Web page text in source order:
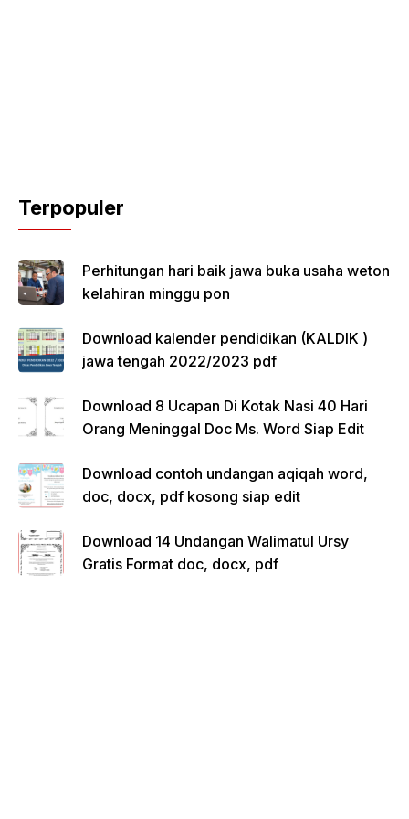
Terpopuler
Perhitungan hari baik jawa buka usaha weton
kelahiran minggu pon
Download kalender pendidikan (KALDIK )
jawa tengah 2022/2023 pdf
Download 8 Ucapan Di Kotak Nasi 40 Hari
Orang Meninggal Doc Ms. Word Siap Edit
Download contoh undangan aqiqah word,
doc, docx, pdf kosong siap edit
Download 14 Undangan Walimatul Ursy
Gratis Format doc, docx, pdf